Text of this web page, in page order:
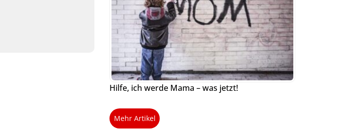
Hilfe, ich werde Mama – was jetzt!
Mehr Artikel